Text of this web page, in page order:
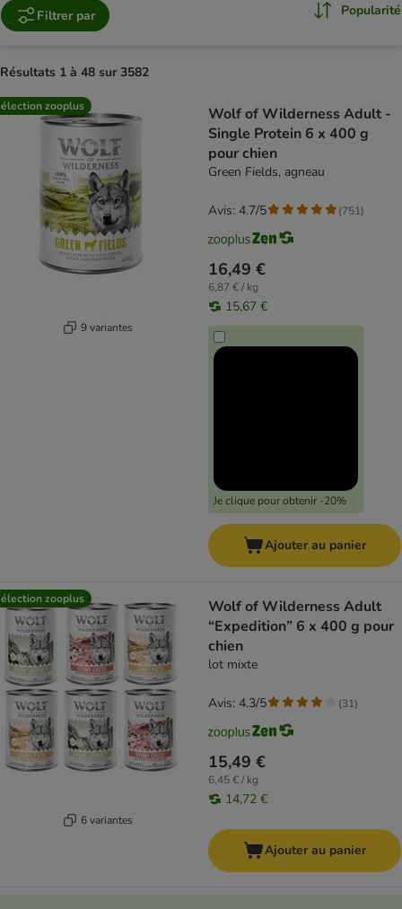
Filtrer par Popularité
Résultats 1 à 48 sur 3582
product items have been changed
zooplus
9 variantes
Wolf of Wilderness Adult -
Single Protein 6 x 400 g
pour chien
Green Fields, agneau
16,49 €
6,87 € / kg
15,67 €
Je clique pour obtenir -20%
Avis: 4.7/5 (751)
Ajouter au panier
zooplus
6 variantes
Wolf of Wilderness Adult
“Expedition” 6 x 400 g pour
chien
lot mixte
15,49 €
6,45 € / kg
14,72 €
Avis: 4.3/5 (31)
Ajouter au panier